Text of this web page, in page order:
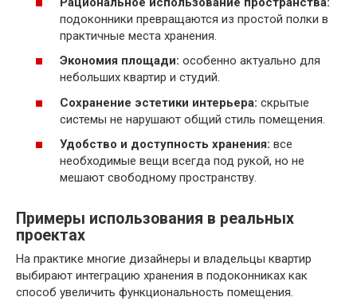
подоконники превращаются из простой полки в
практичные места хранения.
Экономия площади: особенно актуально для
небольших квартир и студий.
Сохранение эстетики интерьера: скрытые
системы не нарушают общий стиль помещения.
Удобство и доступность хранения: все
необходимые вещи всегда под рукой, но не
мешают свободному пространству.
Примеры использования в реальных
проектах
На практике многие дизайнеры и владельцы квартир
выбирают интеграцию хранения в подоконниках как
способ увеличить функциональность помещения.